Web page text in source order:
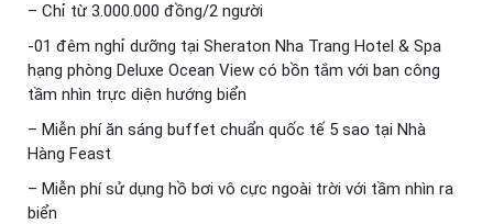
– Chỉ từ 3.000.000 đồng/2 người
-01 đêm nghỉ dưỡng tại Sheraton Nha Trang Hotel & Spa
hạng phòng Deluxe Ocean View có bồn tắm với ban công
tầm nhìn trực diện hướng biển
– Miễn phí ăn sáng buffet chuẩn quốc tế 5 sao tại Nhà
Hàng Feast
– Miễn phí sử dụng hồ bơi vô cực ngoài trời với tầm nhìn ra
biển